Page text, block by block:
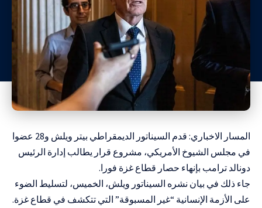
المسار الاخباري: قدم السيناتور الديمقراطي بيتر ويلش و28 عضوا
في مجلس الشيوخ الأمريكي، مشروع قرار يطالب إدارة الرئيس
دونالد ترامب بإنهاء حصار قطاع غزة فورا.
جاء ذلك في بيان نشره السيناتور ويلش، الخميس، لتسليط الضوء
على الأزمة الإنسانية “غير المسبوقة” التي تتكشف في قطاع غزة.